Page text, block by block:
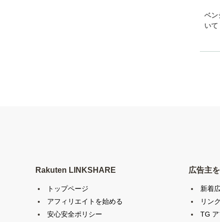
ベン
いて
Rakuten LINKSHARE
トップページ
アフィリエイトを始める
安心安全ポリシー
広告主
新着
リン
TG